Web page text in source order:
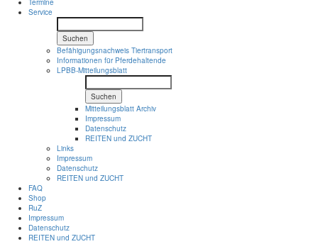
Termine
Service
Suchen
Befähigungsnachweis Tiertransport
Informationen für Pferdehaltende
LPBB-Mitteilungsblatt
Suchen
Mitteilungsblatt Archiv
Impressum
Datenschutz
REITEN und ZUCHT
Links
Impressum
Datenschutz
REITEN und ZUCHT
FAQ
Shop
RuZ
Impressum
Datenschutz
REITEN und ZUCHT